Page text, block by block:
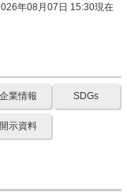
年08月07日 15:30現在
企業情報 SDGs
開示資料